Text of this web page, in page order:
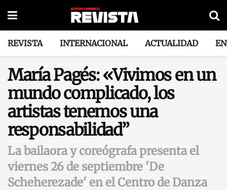
REVISTA INTERNACIONAL ACTUALIDAD
María Pagés: «Vivimos en un
mundo complicado, los
artistas tenemos una
responsabilidad”
La bailaora y coreógrafa presenta el
viernes 26 de septiembre 'De
Scheherezade' en el Centro de Danza